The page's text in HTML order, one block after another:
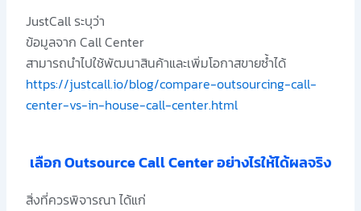
JustCall ระบุว่า
ข้อมูลจาก Call Center
สามารถนำไปใช้พัฒนาสินค้าและเพิ่มโอกาสขายซ้ำได้
https://justcall.io/blog/compare-outsourcing-call-
center-vs-in-house-call-center.html
เลือก Outsource Call Center อย่างไรให้ได้ผลจริง
สิ่งที่ควรพิจารณา ได้แก่